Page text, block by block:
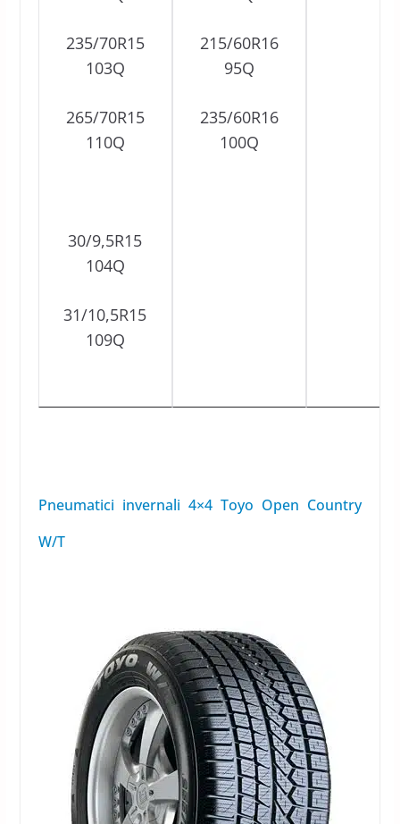
235/70R15
103Q
265/70R15
110Q
30/9,5R15
104Q
31/10,5R15
109Q
215/60R16
95Q
235/60R16
100Q
Pneumatici invernali 4×4 Toyo Open Country
W/T